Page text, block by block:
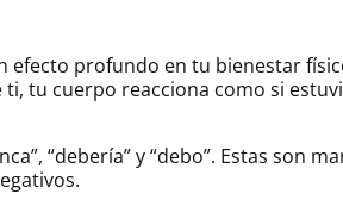
efecto profundo en tu bienestar
tu cuerpo reacciona como si
“debería” y “debo”. Estas son